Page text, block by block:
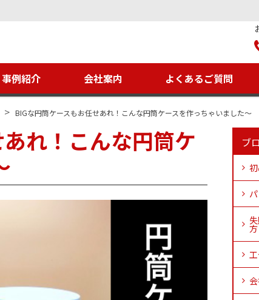
事例紹介 会社案内 よくあるご質問
> BIGな円筒ケースもお任せあれ！こんな円筒ケースを作っちゃいました～
れ！こんな円筒ケ
ブ
方